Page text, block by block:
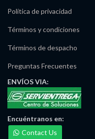
Política de privacidad
Términos y condiciones
Términos de despacho
Preguntas Frecuentes
ENVÍOSVIA:
Encuéntranos en:
Contact Us